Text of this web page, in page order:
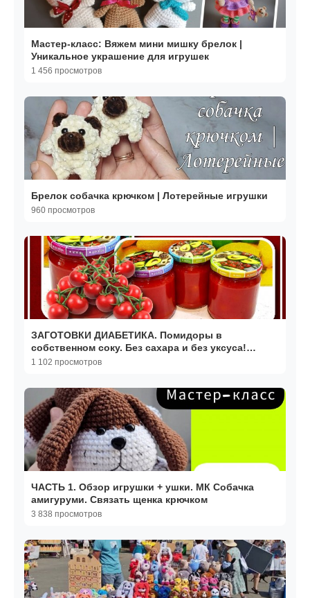
Мастер-класс: Вяжем мини мишку брелок |
Уникальное украшение для игрушек
1 456 просмотров
Брелок собачка крючком | Лотерейные игрушки
960 просмотров
ЗАГОТОВКИ ДИАБЕТИКА. Помидоры в
собственном соку. Без сахара и без уксуса!
Зимняя радость!
1 102 просмотров
ЧАСТЬ 1. Обзор игрушки + ушки. МК Собачка
амигуруми. Связать щенка крючком
3 838 просмотров